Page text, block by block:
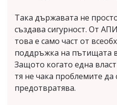
Така държавата не
създава сигурност. От
това е само част от
поддръжка на пътищата в
Защото когато една
тя не чака проблемите да
предотвратява.